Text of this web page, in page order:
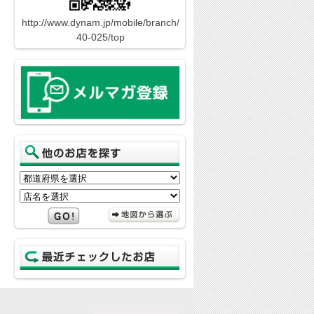
http://www.dynam.jp/mobile/branch/
40-025/top